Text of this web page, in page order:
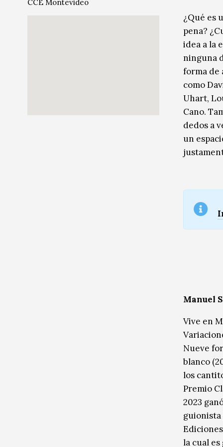
¿Qué es
pena?
idea a la
ninguna
forma de
como
Uhart,
Cano.
dedos a
un
Manuel
Vive en
Nueve
blanco
los
Premio
2023
la cual
CCE Montevideo